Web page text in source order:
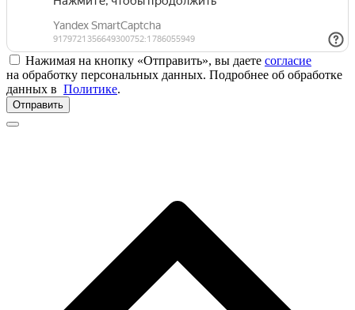
Нажимая на кнопку «Отправить», вы даете согласие
на обработку персональных данных. Подробнее об обработке
данных в Политике.
Отправить